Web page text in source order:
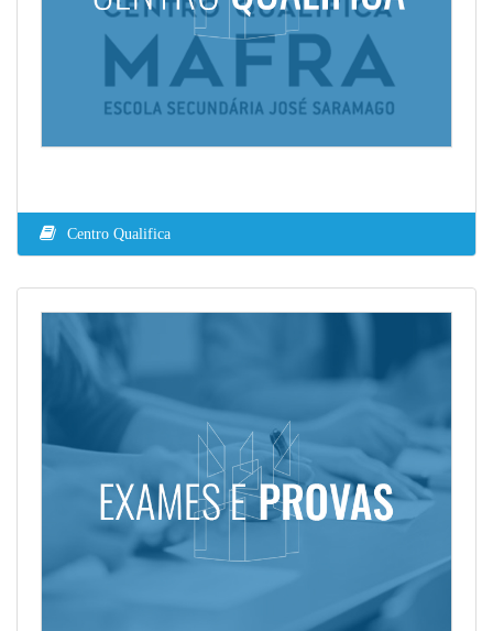
Centro Qualifica